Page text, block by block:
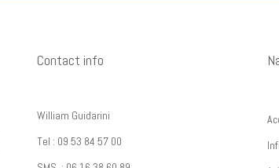
Contact info
William Guidarini
Tel : 09 53 84 57 00